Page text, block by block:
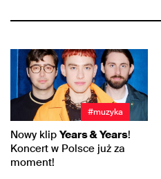
#muzyka
Nowy klip Years & Years!
Koncert w Polsce już za
moment!